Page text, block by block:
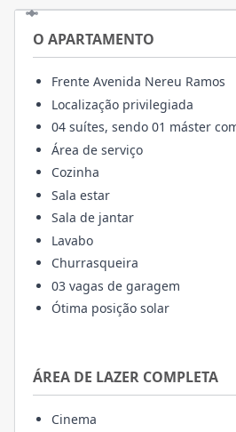
O APARTAMENTO
Frente Avenida Nereu Ramos
Localização privilegiada
04 suítes, sendo 01 máster
Área de serviço
Cozinha
Sala estar
Sala de jantar
Lavabo
Churrasqueira
03 vagas de garagem
Ótima posição solar
ÁREA DE LAZER COMPLETA
Cinema